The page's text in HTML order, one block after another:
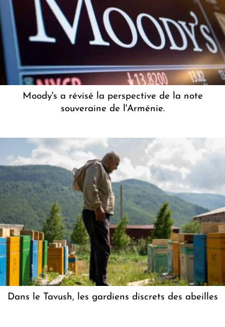
Moody's a révisé la perspective de la note
souveraine de l'Arménie.
Dans le Tavush, les gardiens discrets des abeilles